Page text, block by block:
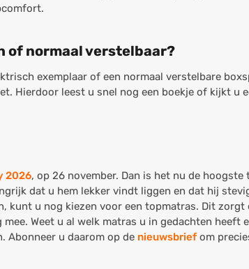
of normaal verstelbaar?
exemplaar of een normaal verstelbare
Hierdoor leest u snel nog een boekje of kijkt u
2026, op 26 november. Dan is het nu de
dat u hem lekker vindt liggen en dat hij
kunt u nog kiezen voor een topmatras. Dit
Weet u al welk matras u in gedachten heeft
Abonneer u daarom op de nieuwsbriefom